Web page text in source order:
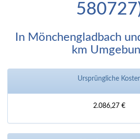
In Mönchengladbach
km
Ursprüngliche
2.086,27 €